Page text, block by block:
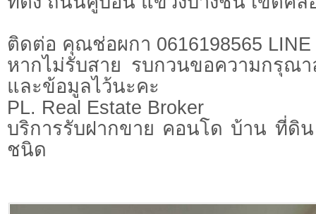
ติดต่อ คุณช่อผกา 0616198565 LINE
หากไม่รับสาย รบกวนขอความกรุณ
และข้อมูลไว้นะคะ
PL. Real Estate Broker
บริการรับฝากขาย คอนโด บ้าน ที่ดิ
ชนิด